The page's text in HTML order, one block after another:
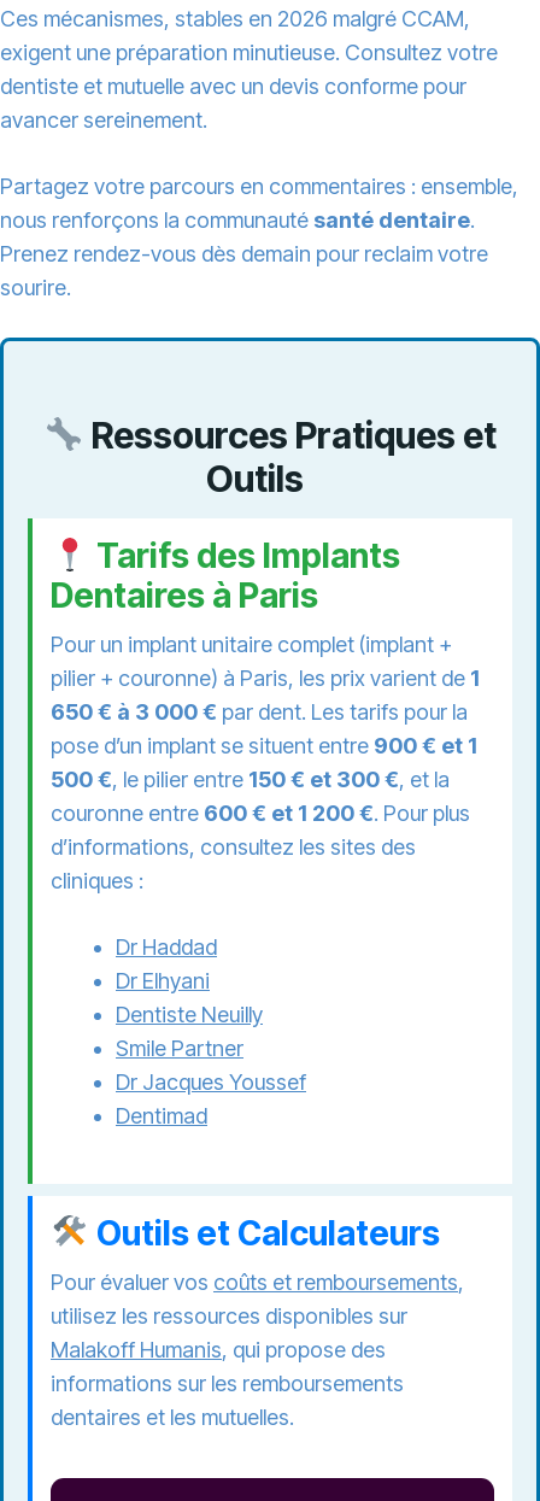
Ces mécanismes, stables en 2026 malgré CCAM,
exigent une préparation minutieuse. Consultez votre
dentiste et mutuelle avec un devis conforme pour
avancer sereinement.
Partagez votre parcours en commentaires : ensemble,
nous renforçons la communauté santé dentaire.
Prenez rendez-vous dès demain pour reclaim votre
sourire.
Ressources Pratiques et
Outils
Tarifs des Implants
Dentaires à Paris
Pour un implant unitaire complet (implant +
pilier + couronne) à Paris, les prix varient de 1
650 € à 3 000 € par dent. Les tarifs pour la
pose d’un implant se situent entre 900 € et 1
500 €, le pilier entre 150 € et 300 €, et la
couronne entre 600 € et 1 200 €. Pour plus
d’informations, consultez les sites des
cliniques :
Dr Haddad
Dr Elhyani
Dentiste Neuilly
Smile Partner
Dr Jacques Youssef
Dentimad
Outils et Calculateurs
Pour évaluer vos coûts et remboursements,
utilisez les ressources disponibles sur
Malakoff Humanis, qui propose des
informations sur les remboursements
dentaires et les mutuelles.